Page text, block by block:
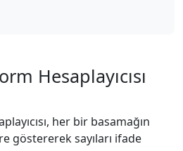
Hesaplayıcısı
her bir basamağın
göstererek sayıları ifade